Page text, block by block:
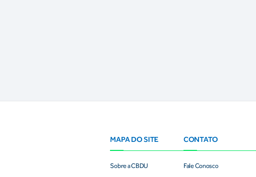
MAPA DO SITE
Sobre a CBDU
CONTATO
Fale Conosco